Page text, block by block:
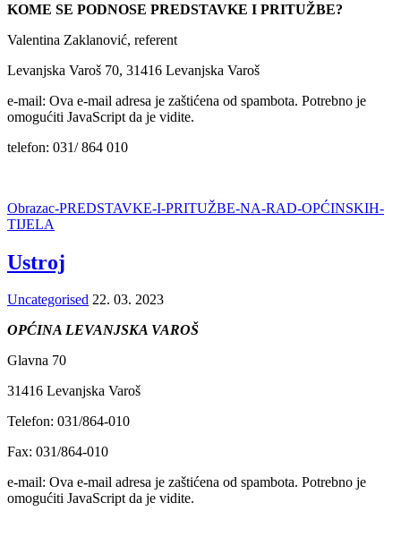
KOME SE PODNOSE PREDSTAVKE I PRITUŽBE?
Valentina Zaklanović, referent
Levanjska Varoš 70, 31416 Levanjska Varoš
e-mail: Ova e-mail adresa je zaštićena od spambota. Potrebno je
omogućiti JavaScript da je vidite.
telefon: 031/ 864 010
Obrazac-PREDSTAVKE-I-PRITUŽBE-NA-RAD-OPĆINSKIH-
TIJELA
Ustroj
Uncategorised 22. 03. 2023
OPĆINA LEVANJSKA VAROŠ
Glavna 70
31416 Levanjska Varoš
Telefon: 031/864-010
Fax: 031/864-010
e-mail: Ova e-mail adresa je zaštićena od spambota. Potrebno je
omogućiti JavaScript da je vidite.